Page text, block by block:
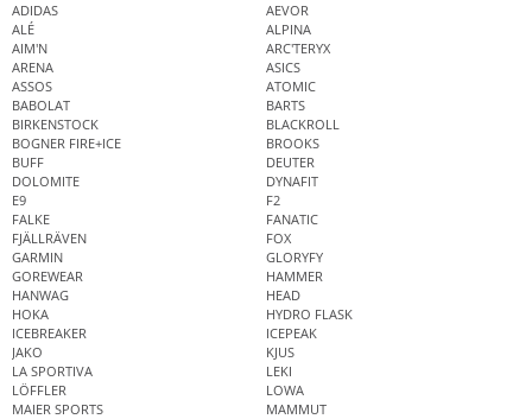
ADIDAS
AEVOR
ALÉ
ALPINA
AIM'N
ARC'TERYX
ARENA
ASICS
ASSOS
ATOMIC
BABOLAT
BARTS
BIRKENSTOCK
BLACKROLL
BOGNER FIRE+ICE
BROOKS
BUFF
DEUTER
DOLOMITE
DYNAFIT
E9
F2
FALKE
FANATIC
FJÄLLRÄVEN
FOX
GARMIN
GLORYFY
GOREWEAR
HAMMER
HANWAG
HEAD
HOKA
HYDRO FLASK
ICEBREAKER
ICEPEAK
JAKO
KJUS
LA SPORTIVA
LEKI
LÖFFLER
LOWA
MAIER SPORTS
MAMMUT